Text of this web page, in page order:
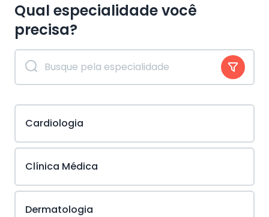
Qual especialidade você
precisa?
Cardiologia
Clínica Médica
Dermatologia